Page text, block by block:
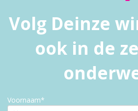
Volg Deinze
ook in de
Voornaam*